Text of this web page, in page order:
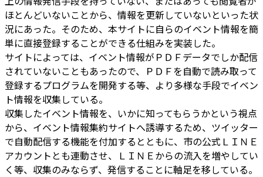
ほとんどいないことから、情報を更新していないといった状
況にあった。そのため、本サイトに自らのイベント情報を簡
単に直接登録することができる仕組みを実装した。
サイトによっては、イベント情報がＰＤＦデータでしか配信
されていないこともあったので、ＰＤＦを自動で読み取って
登録するプログラムを開発する等、より多様な手段でイベン
ト情報を収集している。
収集したイベント情報を、いかに知ってもらうかという視点
から、イベント情報集約サイトへ誘導するため、ツイッター
で自動配信する機能を付加するとともに、市の公式ＬＩＮＥ
アカウントとも連動させ、ＬＩＮＥからの流入を増やしてい
く等、収集のみならず、発信することに軸足を移している。